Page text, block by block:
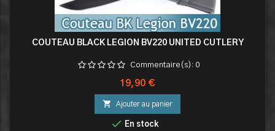
COUTEAU BLACK LEGION BV220 UNITED CUTLERY
Commentaire(s): 0
Prix
19,90 €
 Ajouter au panier
 En stock